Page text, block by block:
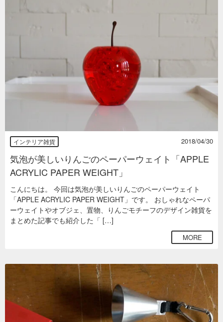
インテリア雑貨 2018/04/30
気泡が美しいりんごのペーパーウェイト「APPLE
ACRYLIC PAPER WEIGHT」
こんにちは。 今回は気泡が美しいりんごのペーパーウェイト
「APPLE ACRYLIC PAPER WEIGHT」です。 おしゃれなペーパ
ーウェイトやオブジェ、置物、りんごモチーフのデザイン雑貨を
まとめた記事でも紹介した「 […]
MORE